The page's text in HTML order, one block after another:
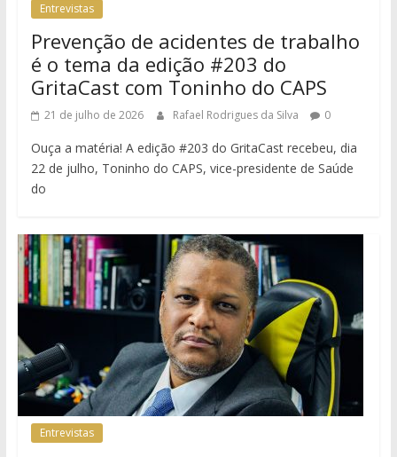
Entrevistas
Prevenção de acidentes de trabalho
é o tema da edição #203 do
GritaCast com Toninho do CAPS
21 de julho de 2026 Rafael Rodrigues da Silva 0
Ouça a matéria! A edição #203 do GritaCast recebeu, dia
22 de julho, Toninho do CAPS, vice-presidente de Saúde
do
Entrevistas